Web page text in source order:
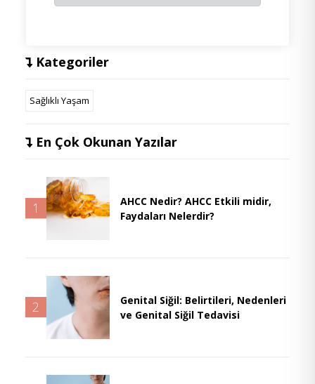
Kategoriler
Sağlıklı Yaşam
En Çok Okunan Yazılar
1
AHCC Nedir? AHCC Etkili midir,
Faydaları Nelerdir?
2
Genital Siğil: Belirtileri, Nedenleri
ve Genital Siğil Tedavisi